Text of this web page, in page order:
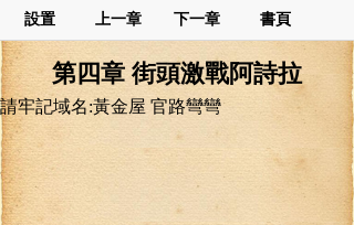
設置 上一章 下一章 書頁
第四章 街頭激戰阿詩拉
請牢記域名:黃金屋 官路彎彎